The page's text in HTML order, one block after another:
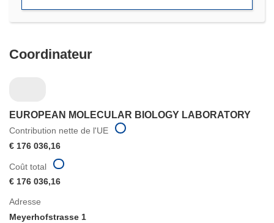
Coordinateur
EUROPEAN MOLECULAR BIOLOGY LABORATORY
Contribution nette de l'UE
€ 176 036,16
Adresse
Meyerhofstrasse 1
Coût total
€ 176 036,16